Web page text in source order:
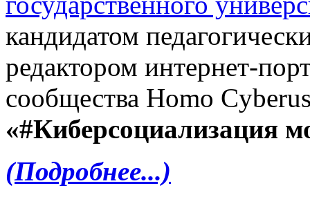
кандидатом
редактором интернет-
сообщества Homo
«#Киберсоциализация
(Подробнее...)